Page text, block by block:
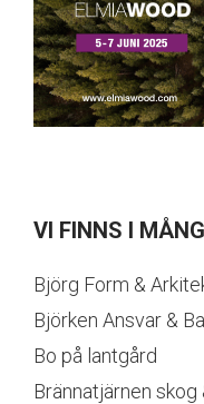
VI FINNS I
Björg Form &
Björken Ansvar &
Bo på lantgård
Brännatjärnen